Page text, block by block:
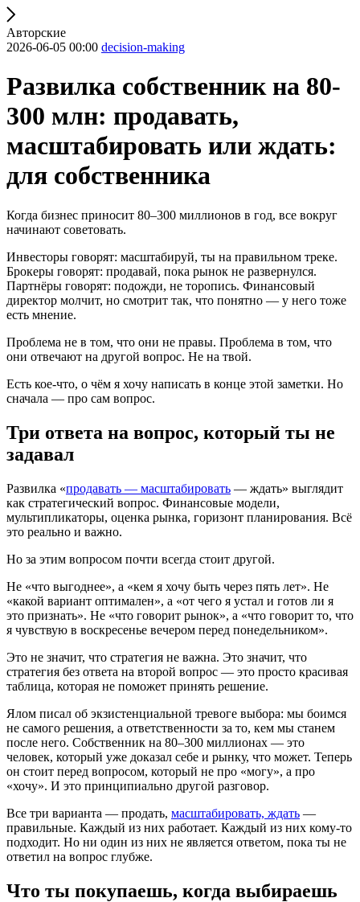
Авторские
2026-06-05 00:00 decision-making
Развилка собственник на 80-
300 млн: продавать,
масштабировать или ждать:
для собственника
Когда бизнес приносит 80–300 миллионов в год, все вокруг
начинают советовать.
Инвесторы говорят: масштабируй, ты на правильном треке.
Брокеры говорят: продавай, пока рынок не развернулся.
Партнёры говорят: подожди, не торопись. Финансовый
директор молчит, но смотрит так, что понятно — у него тоже
есть мнение.
Проблема не в том, что они не правы. Проблема в том, что
они отвечают на другой вопрос. Не на твой.
Есть кое-что, о чём я хочу написать в конце этой заметки. Но
сначала — про сам вопрос.
Три ответа на вопрос, который ты не
задавал
Развилка «продавать — масштабировать — ждать» выглядит
как стратегический вопрос. Финансовые модели,
мультипликаторы, оценка рынка, горизонт планирования. Всё
это реально и важно.
Но за этим вопросом почти всегда стоит другой.
Не «что выгоднее», а «кем я хочу быть через пять лет». Не
«какой вариант оптимален», а «от чего я устал и готов ли я
это признать». Не «что говорит рынок», а «что говорит то, что
я чувствую в воскресенье вечером перед понедельником».
Это не значит, что стратегия не важна. Это значит, что
стратегия без ответа на второй вопрос — это просто красивая
таблица, которая не поможет принять решение.
Ялом писал об экзистенциальной тревоге выбора: мы боимся
не самого решения, а ответственности за то, кем мы станем
после него. Собственник на 80–300 миллионах — это
человек, который уже доказал себе и рынку, что может. Теперь
он стоит перед вопросом, который не про «могу», а про
«хочу». И это принципиально другой разговор.
Все три варианта — продать, масштабировать, ждать —
правильные. Каждый из них работает. Каждый из них кому-то
подходит. Но ни один из них не является ответом, пока ты не
ответил на вопрос глубже.
Что ты покупаешь, когда выбираешь